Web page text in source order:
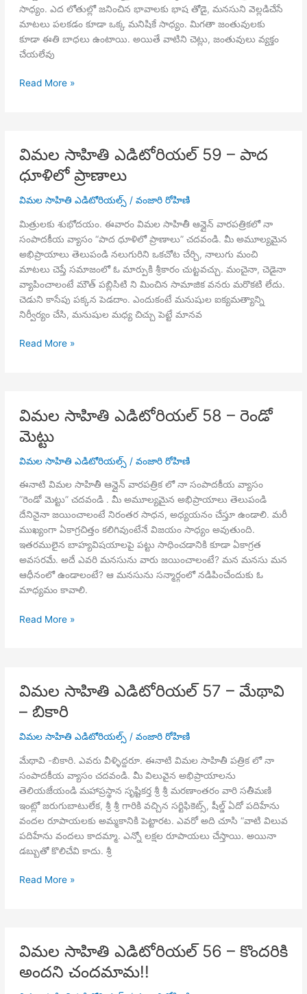
సాధ్యం. ఎద లోతుల్లో జనించిన భావాలకు భాష తోడై, మనసుని వెల్లడిచేసే
మాటలు పలకడం కూడా ఒక్క మనిషికే సాధ్యం. మిగతా జంతువులకు
కూడా ఈతి బాధలు ఉంటాయి. అయితే వాటిని చెట్లు, జంతువులు వ్యక్తం
చేయలేవు
విమల
అనేకానేక
ముసుగులు
Read More »
విమల సాహితి ఎడిటోరియల్ 59 – పాద
ధూళిలో ప్రాణాలు
విమల సాహితి ఎడిటోరియల్స్/ వంజారి రోహిణి
మిత్రులకు శుభోదయం. ఈవారం విమల సాహితీ ఆన్లైన్ వారపత్రికలో నా
సంపాదకీయ వ్యాసం “పాద ధూళిలో ప్రాణాలు” చదవండి. మీ అమూల్యమైన
అభిప్రాయాలు తెలుపండి నలుగురిని ఒకచోట చేర్చి, నాలుగు మంచి
మాటలు చెప్తే సమాజంలో ఓ మార్పుకి శ్రీకారం చుట్టవచ్చు. మంచైనా, చెడైనా
వ్యాపించాలంటే మౌత్ పబ్లిసిటి ని మించిన సామాజిక వనరు మరొకటి లేదు.
చెడుని కాసేపు పక్కన పెడదాం. ఎందుకంటే మనుషుల ఐక్యమత్యాన్ని
నిర్వీర్యం చేసి, మనుషుల మధ్య చిచ్చు పెట్టే మానవ
విమల
పాద
ధూళిలో
ప్రాణాలు
Read More »
విమల సాహితి ఎడిటోరియల్ 58 – రెండో
మెట్టు
విమల సాహితి ఎడిటోరియల్స్ / వంజారి రోహిణి
ఈనాటి విమల సాహితీ ఆన్లైన్ వారపత్రిక లో నా సంపాదకీయ వ్యాసం
“రెండో మెట్టు” చదవండి . మీ అమూల్యమైన అభిప్రాయాలు తెలుపండి
దేనినైనా జయించాలంటే నిరంతర సాధన, అధ్యయనం చేస్తూ ఉండాలి. మరీ
ముఖ్యంగా ఏకాగ్రచిత్తం కలిగివుంటేనే విజయం సాధ్యం అవుతుంది.
ఇతరములైన బాహ్యవిషయాలపై పట్టు సాధించడానికి కూడా ఏకాగ్రత
అవసరమే. అదే ఎవరి మనసును వారు జయించాలంటే? మన మనసు మన
ఆధీనంలో ఉండాలంటే? ఆ మనసును సన్మార్గంలో నడిపించేందుకు ఓ
మాధ్యమం కావాలి.
విమల
రెండో
మెట్టు
Read More »
విమల సాహితి ఎడిటోరియల్ 57 – మేథావి
– బికారి
విమల సాహితి ఎడిటోరియల్స్ / వంజారి రోహిణి
మేథావి -బికారి. ఎవరు వీళ్ళిద్దరూ. ఈనాటి విమల సాహితీ పత్రిక లో నా
సంపాదకీయ వ్యాసం చదవండి. మీ విలువైన అభిప్రాయాలను
తెలియజేయండి మహాప్రస్థాన సృష్టికర్త శ్రీ శ్రీ మరణాంతరం వారి సతీమణి
ఇంట్లో జరుగుబాటులేక, శ్రీ శ్రీ గారికి వచ్చిన సర్టిఫికెట్స్, షీల్డ్ ఏదో పదిహేను
వందల రూపాయలకు అమ్మకానికి పెట్టారట. ఎవరో అది చూసి “వాటి విలువ
పదిహేను వందలు కాదమ్మా. ఎన్నో లక్షల రూపాయలు చేస్తాయి. అయినా
డబ్బుతో కొలిచేవి కాదు. శ్రీ
విమల
మేథావి
–
Read More »
విమల సాహితి ఎడిటోరియల్ 56 – కొందరికి
అందని చందమామ!!